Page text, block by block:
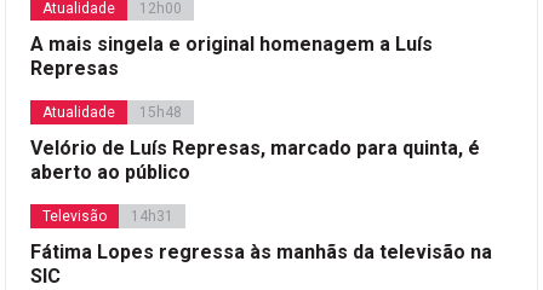
Atualidade 12h00
A mais singela e original homenagem a Luís
Represas
Atualidade 15h48
Velório de Luís Represas, marcado para quinta, é
aberto ao público
Televisão 14h31
Fátima Lopes regressa às manhãs da televisão na
SIC